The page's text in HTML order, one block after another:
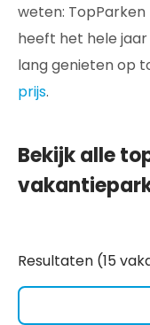
weten:
heeft het hele
lang genieten op
prijs.
Bekijk alle
Resultaten (15